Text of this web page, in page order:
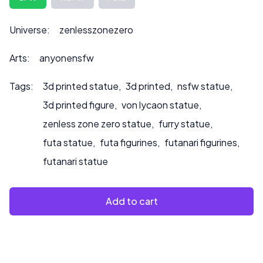
auch auf den Preis auswirken kann.
Bitte kontaktieren Sie uns unter ***
oder wenn Sie möchten, dass wir das Produkt bemalen.
Universe: zenlesszonezero
Arts: anyonensfw
Tags: 3d printed statue, 3d printed, nsfw statue,
3d printed figure, von lycaon statue,
zenless zone zero statue, furry statue,
futa statue, futa figurines, futanari figurines,
futanari statue
Add to cart